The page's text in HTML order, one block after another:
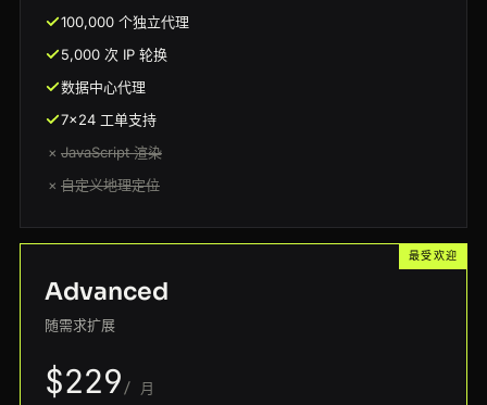
100,000 个独立代理
5,000 次 IP 轮换
数据中心代理
7x24 工单支持
× JavaScript 渲染
× 自定义地理定位
最受欢迎
Advanced
随需求扩展
$229/ 月